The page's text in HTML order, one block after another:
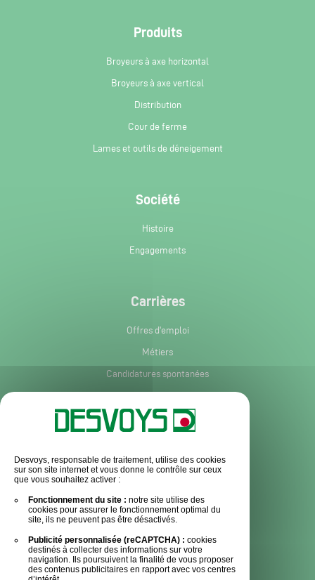
Produits
Broyeurs à axe horizontal
Broyeurs à axe vertical
Distribution
Cour de ferme
Lames et outils de déneigement
Société
Histoire
Engagements
Carrières
Offres d'emploi
Métiers
Candidatures spontanées
Services et informations
Service après-vente
Pièces détachées
Actualités
Espace Presse
Contact
Desvoys, responsable de traitement, utilise des cookies
sur son site internet et vous donne le contrôle sur ceux
que vous souhaitez activer :
Fonctionnement du site : notre site utilise des
cookies pour assurer le fonctionnement optimal du
site, ils ne peuvent pas être désactivés.
Publicité personnalisée (reCAPTCHA) : cookies
destinés à collecter des informations sur votre
navigation. Ils poursuivent la finalité de vous proposer
des contenus publicitaires en rapport avec vos centres